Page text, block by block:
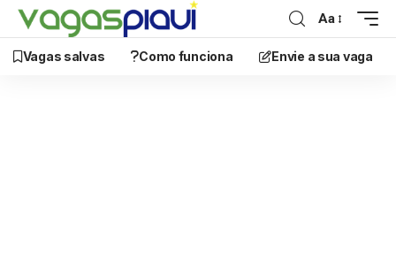
Aa
Vagas salvas Como funciona Envie a sua vaga